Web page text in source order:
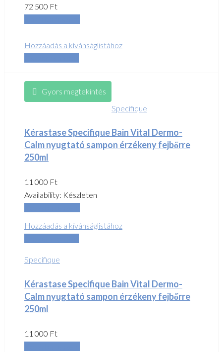
72 500 Ft
Hozzáadás a kívánságlistához
Gyors megtekintés
Specifique
Kérastase Specifique Bain Vital Dermo-
Calm nyugtató sampon érzékeny fejbőrre
250ml
11 000 Ft
Availability: Készleten
Hozzáadás a kívánságlistához
Specifique
Kérastase Specifique Bain Vital Dermo-
Calm nyugtató sampon érzékeny fejbőrre
250ml
11 000 Ft